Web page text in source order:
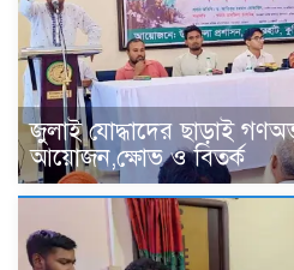
জুলাই যোদ্ধাদের ছাড়াই
আয়োজন,ক্ষোভ ও বিতর্ক